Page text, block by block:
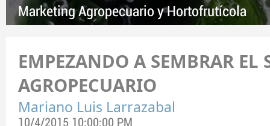
Marketing Agropecuario y Hortofrutícola
EMPEZANDO A SEMBRAR EL
AGROPECUARIO
Mariano Luis Larrazabal
10/4/2015 10:00:00 PM